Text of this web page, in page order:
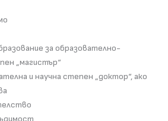
за образователно-
„магистър“
и научна степен „доктор“, ако